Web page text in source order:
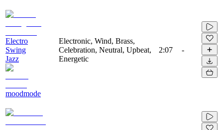
Electro
Swing
Jazz
moodmode
Electronic, Wind, Brass,
Celebration, Neutral, Upbeat,
Energetic
2:07 -